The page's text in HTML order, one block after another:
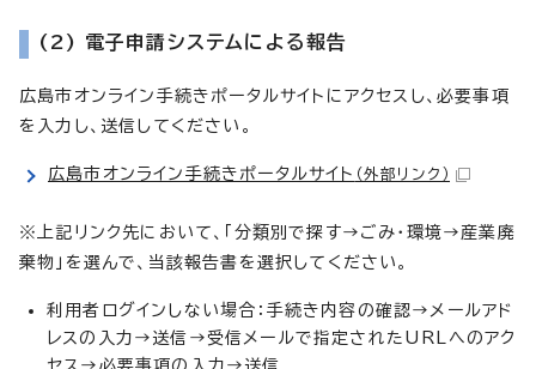
(2) 電子申請システムによる報告
広島市オンライン手続きポータルサイトにアクセスし、必要事項
を入力し、送信してください。
広島市オンライン手続きポータルサイト （外部リンク）
※上記リンク先において、「分類別で探す→ごみ・環境→産業廃
棄物」を選んで、当該報告書を選択してください。
利用者ログインしない場合：手続き内容の確認→メールアド
レスの入力→送信→受信メールで指定されたURLへのアク
セス→必要事項の入力→送信